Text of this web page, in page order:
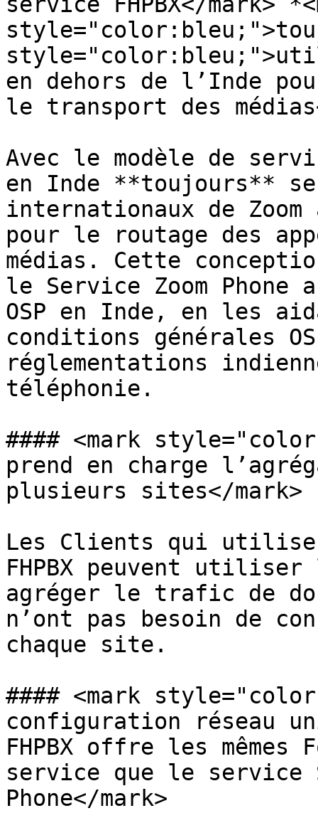
en dehors de l’Inde
le transport des
Avec le modèle de
en Inde **toujours**
internationaux de Zoom
pour le routage des
médias. Cette
le Service Zoom
OSP en Inde, en les
conditions générales
réglementations
téléphonie.
#### <mark
prend en charge
plusieurs sites</mark>
Les Clients qui
FHPBX peuvent utiliser
agréger le trafic de
n’ont pas besoin de
chaque site.
#### <mark
configuration réseau
FHPBX offre les
service que le service
Phone</mark>